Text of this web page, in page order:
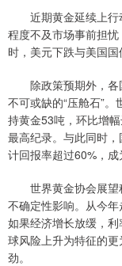
近期黄金延续上行
程度不及市场事前担
时，美元下跌与美国国
除政策预期外，各
不可或缺的“压舱石”
持黄金53吨，环比增
最高纪录。与此同时
计回报率超过60%，成
世界黄金协会展望
不确定性影响。从今年
如果经济增长放缓，
球风险上升为特征的
劲。